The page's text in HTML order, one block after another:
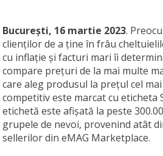
București, 16 martie 2023.
clienților de a ține în frâu
cu inflație și facturi mari îi
compare prețuri de la mai multe
care aleg produsul la prețul cel
competitiv este marcat cu eticheta
etichetă este afișată la peste
grupele de nevoi, provenind atât
sellerilor din eMAG Marketplace.